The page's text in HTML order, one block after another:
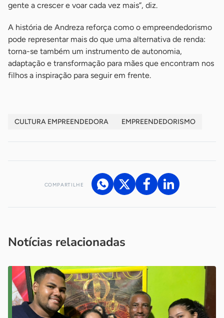
gente a crescer e voar cada vez mais”, diz.
A história de Andreza reforça como o empreendedorismo
pode representar mais do que uma alternativa de renda:
torna-se também um instrumento de autonomia,
adaptação e transformação para mães que encontram nos
filhos a inspiração para seguir em frente.
CULTURA EMPREENDEDORA EMPREENDEDORISMO
COMPARTILHE
Notícias relacionadas